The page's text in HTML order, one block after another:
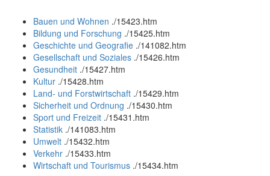
Bauen und Wohnen ./15423.htm
Bildung und Forschung ./15425.htm
Geschichte und Geografie ./141082.htm
Gesellschaft und Soziales ./15426.htm
Gesundheit ./15427.htm
Kultur ./15428.htm
Land- und Forstwirtschaft ./15429.htm
Sicherheit und Ordnung ./15430.htm
Sport und Freizeit ./15431.htm
Statistik ./141083.htm
Umwelt ./15432.htm
Verkehr ./15433.htm
Wirtschaft und Tourismus ./15434.htm